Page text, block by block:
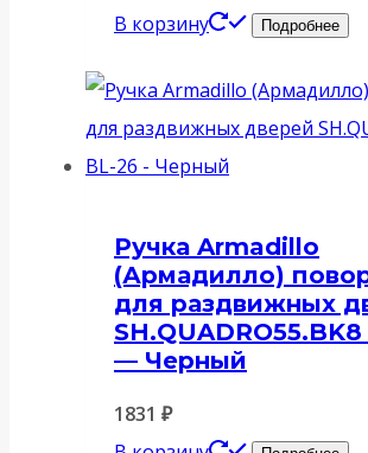
В корзину
Подробнее
Ручка Armadillo
(Армадилло)
для раздвижных
— Черный
1831 ₽